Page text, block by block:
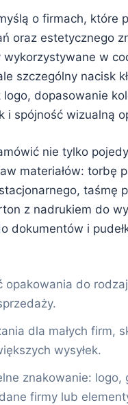
o firmach, które
oraz estetycznego
w
szczególny nacisk
dopasowanie
i spójność wizualną
nie tylko
materiałów: torbę
taśmę
z nadrukiem do
dokumentów i
opakowania do
dla małych firm,
wysyłek.
znakowanie: logo,
firmy lub